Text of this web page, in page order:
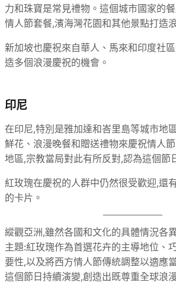
力和珠寶是常見禮物。這個城市國家的
情人節套餐,濱海灣花園和其他景點打造
新加坡也慶祝來自華人、馬來和印度社
造多個浪漫慶祝的機會。
印尼
在印尼,特別是雅加達和峇里島等城市地
鮮花、浪漫晚餐和贈送禮物來慶祝情人
地區,宗教當局對此有所反對,認為這個節
紅玫瑰在慶祝的人群中仍然很受歡迎,還
的卡片。
縱觀亞洲,雖然各國和文化的具體情況各
主題:紅玫瑰作為首選花卉的主導地位、
要性,以及將西方情人節傳統調整以適應
這個節日持續演變,創造出既尊重全球浪